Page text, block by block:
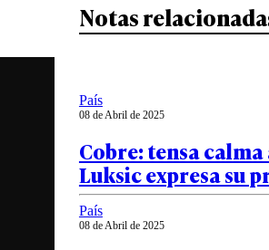
Notas
País
08 de Abril de 2025
Cobre: tensa
Luksic expresa su
País
08 de Abril de 2025